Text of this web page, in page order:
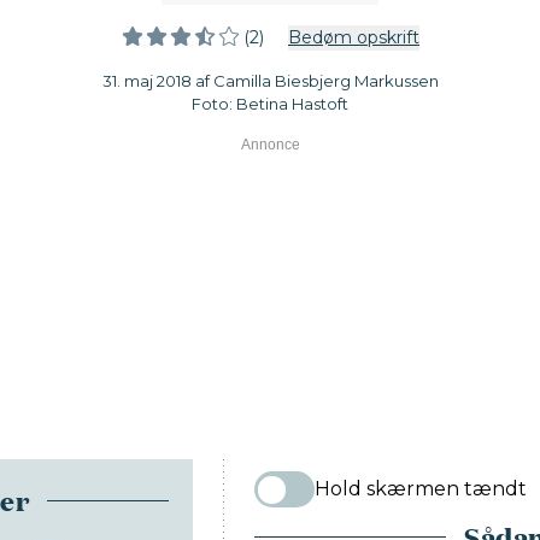
(2) Bedøm opskrift
31. maj 2018 af Camilla Biesbjerg Markussen
Foto: Betina Hastoft
Hold skærmen tændt